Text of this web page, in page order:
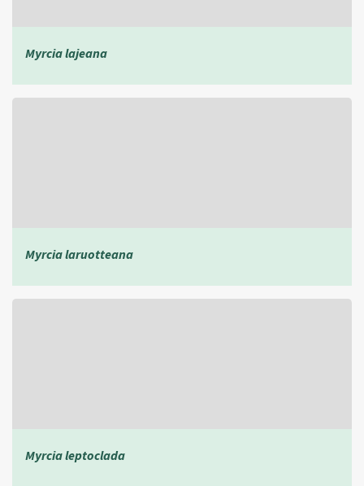
Myrcia lajeana
Myrcia laruotteana
Myrcia leptoclada